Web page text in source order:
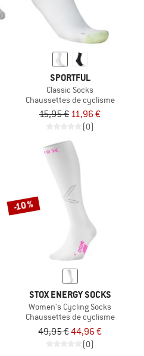
SPORTFUL
Classic Socks
Chaussettes de cyclisme
15,95 € 11,96 €
(0)
-10 %
STOX ENERGY SOCKS
Women's Cycling Socks
Chaussettes de cyclisme
49,95 €44,96 €
(0)